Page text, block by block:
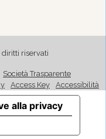
diritti riservati
Società Trasparente
Access Key Accessibilità
alla privacy